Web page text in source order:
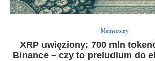
Memecoiny
XRP uwięziony: 700 mln
Binance – czy to preludium do